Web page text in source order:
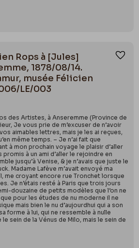
Rops à [Jules]
1878/08/14.
musée Félicien
LE/003
des Artistes, à Anseremme (Province de
Je vous prie de m’excuser de n’avoir
aimables lettres, mais je les ai reçues,
même temps. – Je n’ai fait que
à mon prochain voyage le plaisir d’aller
promis à un ami d’aller le rejoindre en
jusqu’à Venise, & je n’avais que juste le
Madame Lafève m’avait envoyé ma
me croyant encore rue Tronchet lorsque
Je n’étais resté à Paris que trois jours
douzaine de petits modèles que l’on ne
pour les études de nu moderne il ne
mais bien le nu d’aujourdhui qui a son
forme à lui, qui ne ressemble à nulle
le sein de la Vénus de Milo, mais le sein de